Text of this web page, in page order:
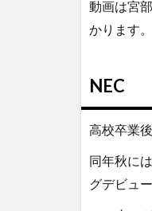
動画は宮
かります。
NEC
高校卒業
同年秋に
グデビュ